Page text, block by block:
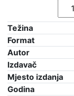
bila
je:
Težina
Format
Autor
Izdavač
Mjesto izdanja
Godina